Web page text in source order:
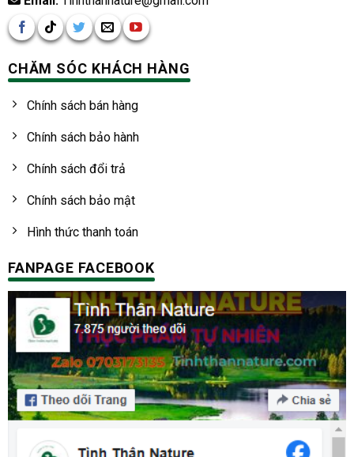
CHĂM SÓC KHÁCH HÀNG
Chính sách bán hàng
Chính sách bảo hành
Chính sách đổi trả
Chính sách bảo mật
Hình thức thanh toán
FANPAGE FACEBOOK